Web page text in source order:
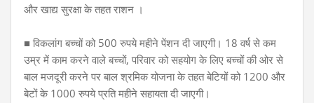
और खाद्य सुरक्षा के तहत राशन ।
■ विकलांग बच्चों को 500 रुपये महीने पेंशन दी जाएगी। 18 वर्ष से कम
उम्र में काम करने वाले बच्चों, परिवार को सहयोग के लिए बच्चों की ओर से
बाल मजदूरी करने पर बाल श्रमिक योजना के तहत बेटियों को 1200 और
बेटों के 1000 रुपये प्रति महीने सहायता दी जाएगी।